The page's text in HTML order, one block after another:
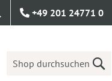
+49 201 24771 0
Suche